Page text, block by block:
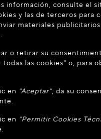
información, consulte el
y las de terceros para
materiales
o retirar su
todas las cookies" o, para
en "Aceptar", da su
en "Permitir Cookies